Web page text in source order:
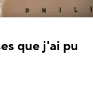
que j'ai pu